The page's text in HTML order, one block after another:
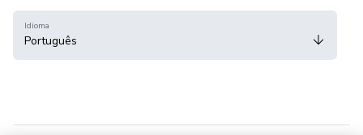
Idioma
Português